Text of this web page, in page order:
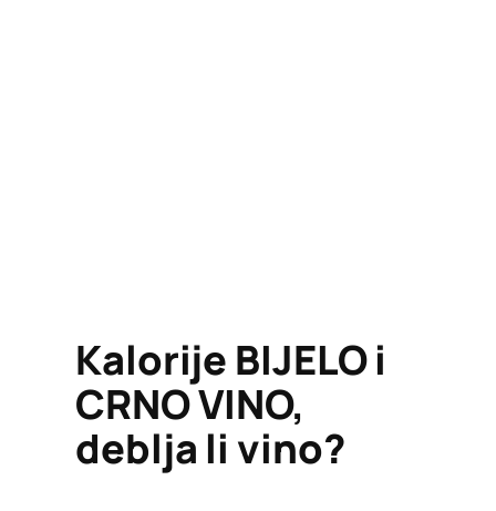
Kalorije BIJELO i
CRNO VINO,
deblja li vino?